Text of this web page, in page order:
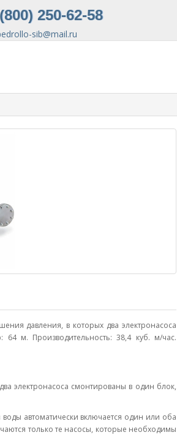
250-62-58
sib@mail.ru
давления, в которых два электронасоса
м. Производительность: 38,4 куб. м/час.
электронасоса смонтированы в один блок,
автоматически включается один или оба
только те насосы, которые необходимы